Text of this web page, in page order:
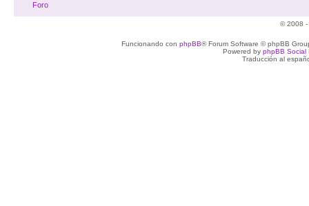
Foro
© 2008 -
Funcionando con phpBB® Forum Software © phpBB
Powered by phpBB Social
Traducción al